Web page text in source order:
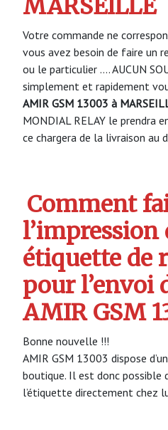
MARSEILLE
Votre commande ne
vous avez besoin de faire un
ou le particulier …. AUCUN
simplement et rapidement
AMIR GSM 13003 à
MONDIAL RELAY le prendra
ce chargera de la livraison au
Comment
l’impression
étiquette de
pour l’envoi
AMIR GSM
Bonne nouvelle !!!
AMIR GSM 13003 dispose
boutique. Il est donc possible
l’étiquette directement chez